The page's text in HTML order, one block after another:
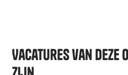
Vacatures van deze